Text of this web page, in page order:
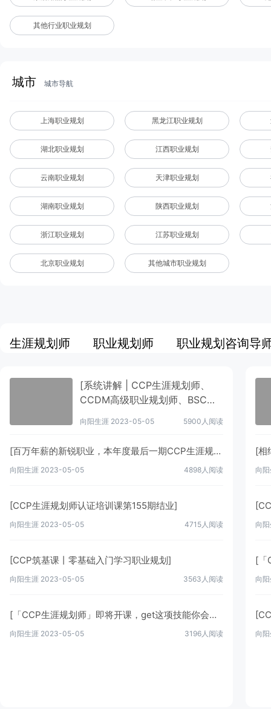
[金融专业职业生涯规划书...]
其他行业职业规划
城市 城市导航
上海职业规划 黑龙江职业规划
湖北职业规划 江西职业规划
云南职业规划 天津职业规划
湖南职业规划 陕西职业规划
浙江职业规划 江苏职业规划
北京职业规划 其他城市职业规划
生涯规划师 职业规划师 职业规划咨询导
[系统讲解 | CCP生涯规划师、
CCDM高级职业规划师、BSC职
向阳生涯 2023-05-05 5900人阅读
[百万年薪的新锐职业，本年度最后一期CCP生涯规划师线下课~错过等明年！]
向阳生涯 2023-05-05 4898人阅读
[CCP生涯规划师认证培训课第155期结业]
向阳生涯 2023-05-05 4715人阅读
[CCP筑基课丨零基础入门学习职业规划]
向阳生涯 2023-05-05 3563人阅读
[「CCP生涯规划师」即将开课，get这项技能你会很值钱]
向阳生涯 2023-05-05 3196人阅读
向
向
向
向